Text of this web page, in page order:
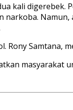
kali digerebek.
narkoba.
Rony Samtana,
masyarakat